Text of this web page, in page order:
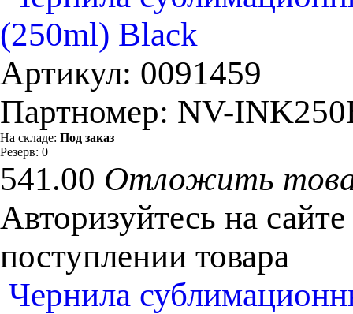
(250ml) Black
Артикул: 0091459
Партномер: NV-
На складе: Под заказ
Резерв: 0
541.00 Отложить
Авторизуйтесь на
поступлении товара
Чернила